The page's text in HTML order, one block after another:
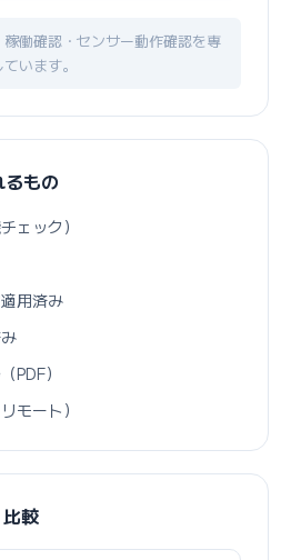
働確認・センサー動作確認を専
います。
もの
ェック）
用済み
PDF）
モート）
較